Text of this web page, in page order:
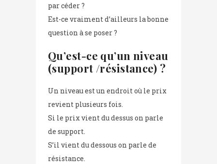
par céder ?
Est-ce vraiment d’ailleurs la bonne
question à se poser ?
Qu’est-ce qu’un niveau
(support /résistance) ?
Un niveau est un endroit où le prix
revient plusieurs fois.
Si le prix vient du dessus on parle
de support.
S’il vient du dessous on parle de
résistance.